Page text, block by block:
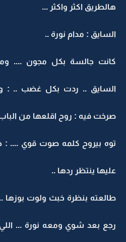
هالطريق اكثر واكثر ...
السايق : مدام نورة ..
كانت جالسة بكل مجون ....
السايق .. ردت بكل غضب .. :
صرخت فيه : روح اقلعها من
توه بيروح كلمه صوت قوي .... :
عليها ينتظر ردها ..
طالعته بنظرة خبث ولوت بوزها
رجع بعد شوي ومعه نورة ...